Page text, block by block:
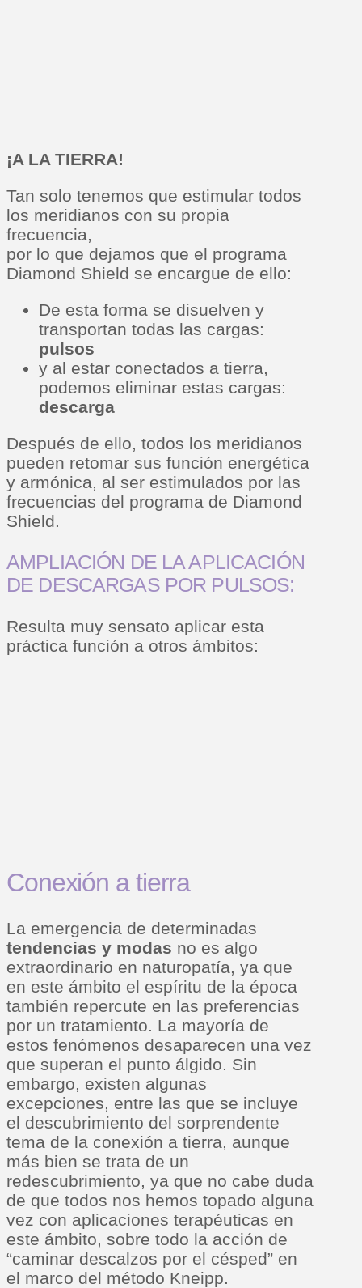
¡A LA TIERRA!
Tan solo tenemos que estimular todos
los meridianos con su propia
frecuencia,
por lo que dejamos que el programa
Diamond Shield se encargue de ello:
De esta forma se disuelven y
transportan todas las cargas:
pulsos
y al estar conectados a tierra,
podemos eliminar estas cargas:
descarga
Después de ello, todos los meridianos
pueden retomar sus función energética
y armónica, al ser estimulados por las
frecuencias del programa de Diamond
Shield.
AMPLIACIÓN DE LA APLICACIÓN
DE DESCARGAS POR PULSOS:
Resulta muy sensato aplicar esta
práctica función a otros ámbitos:
Conexión a tierra
La emergencia de determinadas
tendencias y modas no es algo
extraordinario en naturopatía, ya que
en este ámbito el espíritu de la época
también repercute en las preferencias
por un tratamiento. La mayoría de
estos fenómenos desaparecen una vez
que superan el punto álgido. Sin
embargo, existen algunas
excepciones, entre las que se incluye
el descubrimiento del sorprendente
tema de la conexión a tierra, aunque
más bien se trata de un
redescubrimiento, ya que no cabe duda
de que todos nos hemos topado alguna
vez con aplicaciones terapéuticas en
este ámbito, sobre todo la acción de
“caminar descalzos por el césped” en
el marco del método Kneipp.